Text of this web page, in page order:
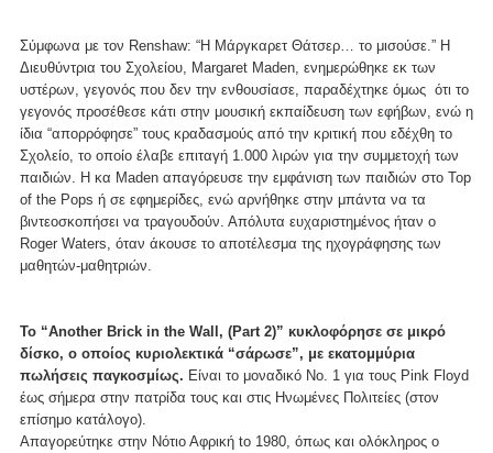
Σύμφωνα με τον Renshaw: “Η Μάργκαρετ Θάτσερ… το μισούσε.” Η
Διευθύντρια του Σχολείου, Margaret Maden, ενημερώθηκε εκ των
υστέρων, γεγονός που δεν την ενθουσίασε, παραδέχτηκε όμως ότι το
γεγονός προσέθεσε κάτι στην μουσική εκπαίδευση των εφήβων, ενώ η
ίδια “απορρόφησε” τους κραδασμούς από την κριτική που εδέχθη το
Σχολείο, το οποίο έλαβε επιταγή 1.000 λιρών για την συμμετοχή των
παιδιών. Η κα Maden απαγόρευσε την εμφάνιση των παιδιών στο Top
of the Pops ή σε εφημερίδες, ενώ αρνήθηκε στην μπάντα να τα
βιντεοσκοπήσει να τραγουδούν. Απόλυτα ευχαριστημένος ήταν ο
Roger Waters, όταν άκουσε το αποτέλεσμα της ηχογράφησης των
μαθητών-μαθητριών.
To “Another Brick in the Wall, (Part 2)” κυκλοφόρησε σε μικρό
δίσκο, ο οποίος κυριολεκτικά “σάρωσε”, με εκατομμύρια
πωλήσεις παγκοσμίως. Είναι το μοναδικό No. 1 για τους Pink Floyd
έως σήμερα στην πατρίδα τους και στις Ηνωμένες Πολιτείες (στον
επίσημο κατάλογο).
Απαγορεύτηκε στην Νότιο Αφρική to 1980, όπως και ολόκληρος ο